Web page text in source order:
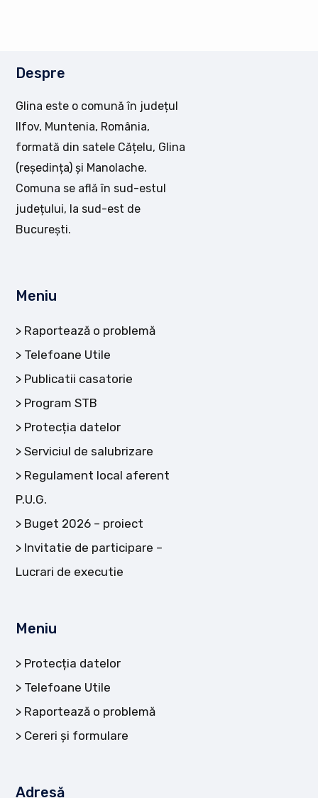
Despre
Glina este o comună în județul
Ilfov, Muntenia, România,
formată din satele Cățelu, Glina
(reședința) și Manolache.
Comuna se află în sud-estul
județului, la sud-est de
București.
Meniu
Raportează o problemă
Telefoane Utile
Publicatii casatorie
Program STB
Protecția datelor
Serviciul de salubrizare
Regulament local aferent
P.U.G.
Buget 2026 – proiect
Invitatie de participare –
Lucrari de executie
Meniu
Protecția datelor
Telefoane Utile
Raportează o problemă
Cereri și formulare
Adresă